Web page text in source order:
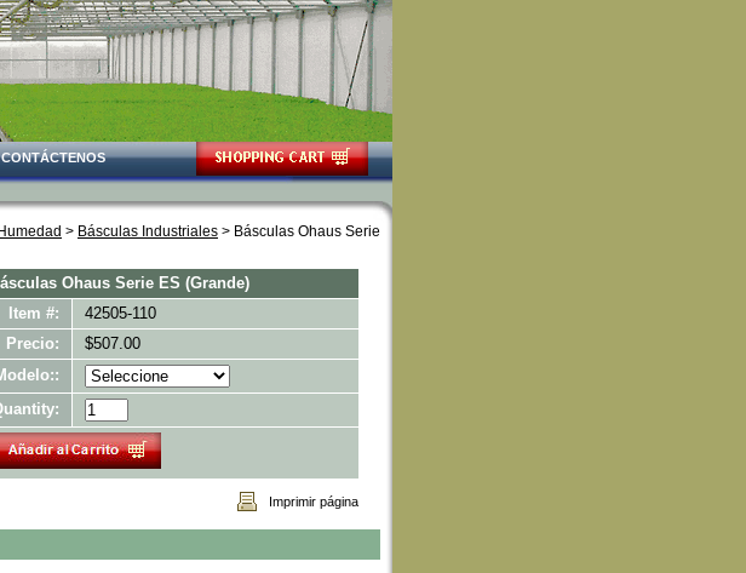
CONTÁCTENOS
> Básculas Industriales > Básculas Ohaus Serie
Ohaus Serie ES (Grande)
Item #:
42505-110
Precio:
$507.00
Imprimir página